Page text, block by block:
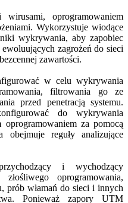
oprogramowaniem
Wykorzystuje wiodące
wykrywania, aby zapobiec
zagrożeń do sieci
zawartości.
w celu wykrywania
filtrowania go ze
przed penetracją systemu.
do wykrywania
oprogramowaniem za pomocą
obejmuje reguły analizujące
i wychodzący
oprogramowania,
prób włamań do sieci i innych
Ponieważ zapory UTM